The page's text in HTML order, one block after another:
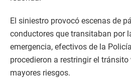
El siniestro provocó escenas de
conductores que transitaban por
emergencia, efectivos de la
procedieron a restringir el
mayores riesgos.